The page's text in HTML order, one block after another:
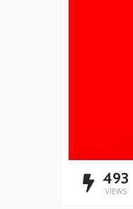
493
VIEWS